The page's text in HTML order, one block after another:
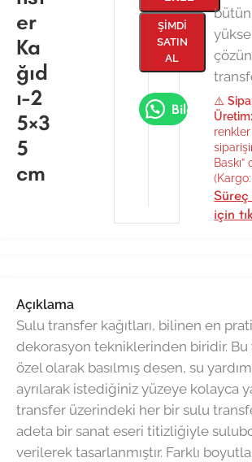
er
Ka
ğıd
ı-2
5×3
5
cm
ŞIMDI
SATIN
AL
Bilgi Al ⚠️
Üretim:
Süreç
için
Açıklama
Sulu transfer kağıtları, bilinen en
dekorasyon tekniklerinden biridir.
özel olarak basılmış desen, su
ayrılarak istediğiniz yüzeye kolayca
transfer üzerindeki her bir sulu
adeta bir sanat eseri titizliğiyle
verilerek tasarlanmıştır. Farklı